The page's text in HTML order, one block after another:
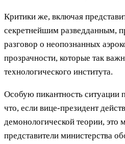
Критики же, включая
секретнейшим разведданным,
разговор о неопознанных
прозрачности, которые так
технологического института.
Особую пикантность ситуации
что, если вице-президент
демонологической теории,
представители министерства